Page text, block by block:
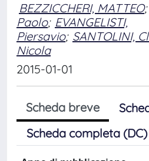
BEZZICCHERI, MATTEO;
Paolo; EVANGELISTI,
Piersavio; SANTOLINI,
Nicola
2015-01-01
Scheda breve
Scheda completa (DC)